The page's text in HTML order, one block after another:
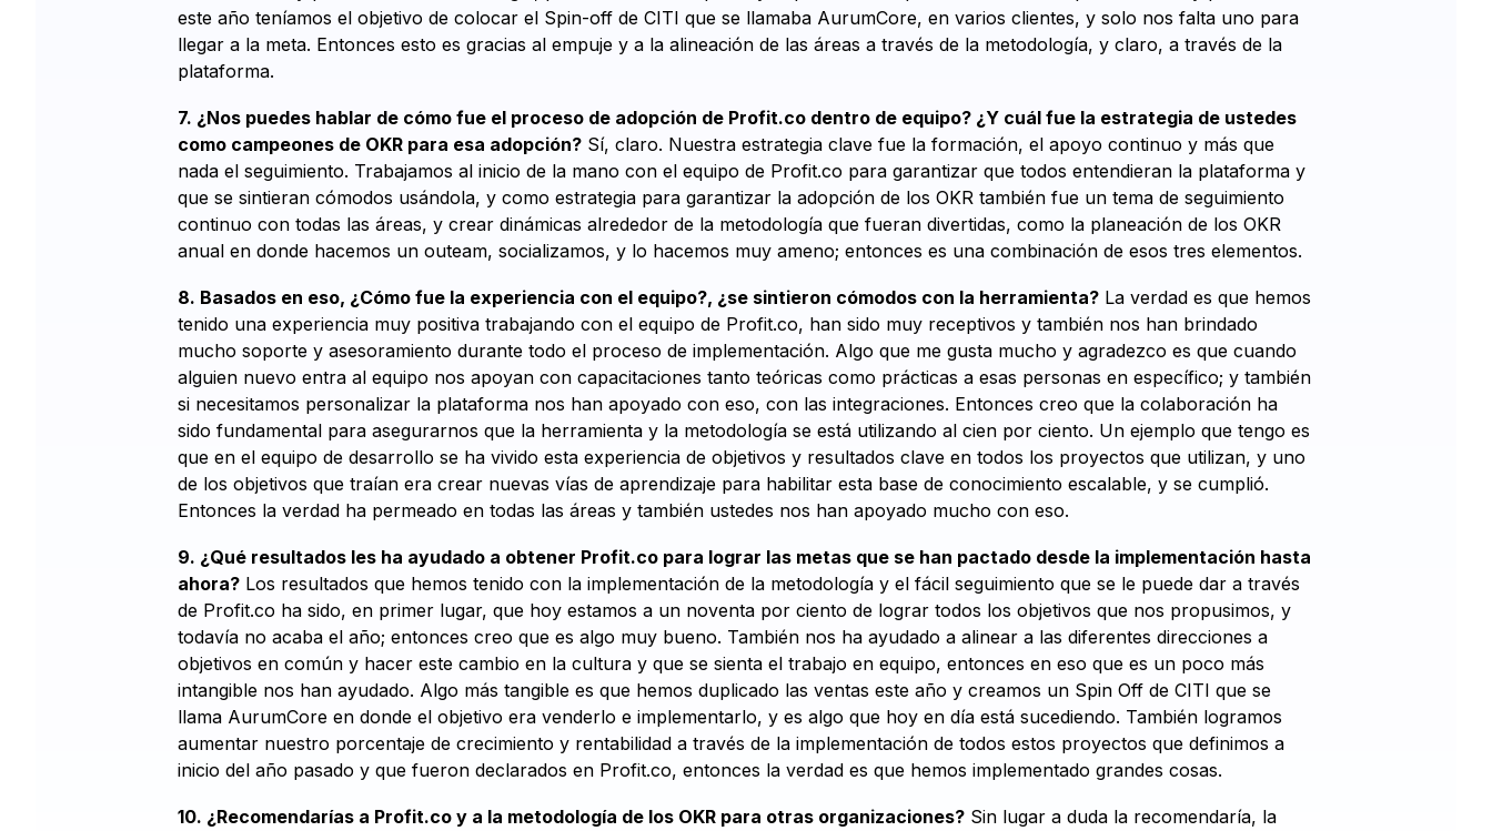
este año teníamos el objetivo de colocar el Spin-off de CITI que se llamaba AurumCore, en varios clientes, y solo nos falta uno para
llegar a la meta. Entonces esto es gracias al empuje y a la alineación de las áreas a través de la metodología, y claro, a través de la
plataforma.
7. ¿Nos puedes hablar de cómo fue el proceso de adopción de Profit.co dentro de equipo? ¿Y cuál fue la estrategia de ustedes
como campeones de OKR para esa adopción?Sí, claro. Nuestra estrategia clave fue la formación, el apoyo continuo y más que
nada el seguimiento. Trabajamos al inicio de la mano con el equipo de Profit.co para garantizar que todos entendieran la plataforma y
que se sintieran cómodos usándola, y como estrategia para garantizar la adopción de los OKR también fue un tema de seguimiento
continuo con todas las áreas, y crear dinámicas alrededor de la metodología que fueran divertidas, como la planeación de los OKR
anual en donde hacemos un outeam, socializamos, y lo hacemos muy ameno; entonces es una combinación de esos tres elementos.
8. Basados en eso, ¿Cómo fue la experiencia con el equipo?, ¿se sintieron cómodos con la herramienta?La verdad es que hemos
tenido una experiencia muy positiva trabajando con el equipo de Profit.co, han sido muy receptivos y también nos han brindado
mucho soporte y asesoramiento durante todo el proceso de implementación. Algo que me gusta mucho y agradezco es que cuando
alguien nuevo entra al equipo nos apoyan con capacitaciones tanto teóricas como prácticas a esas personas en específico; y también
si necesitamos personalizar la plataforma nos han apoyado con eso, con las integraciones. Entonces creo que la colaboración ha
sido fundamental para asegurarnos que la herramienta y la metodología se está utilizando al cien por ciento. Un ejemplo que tengo es
que en el equipo de desarrollo se ha vivido esta experiencia de objetivos y resultados clave en todos los proyectos que utilizan, y uno
de los objetivos que traían era crear nuevas vías de aprendizaje para habilitar esta base de conocimiento escalable, y se cumplió.
Entonces la verdad ha permeado en todas las áreas y también ustedes nos han apoyado mucho con eso.
9. ¿Qué resultados les ha ayudado a obtener Profit.co para lograr las metas que se han pactado desde la implementación hasta
ahora?Los resultados que hemos tenido con la implementación de la metodología y el fácil seguimiento que se le puede dar a través
de Profit.co ha sido, en primer lugar, que hoy estamos a un noventa por ciento de lograr todos los objetivos que nos propusimos, y
todavía no acaba el año; entonces creo que es algo muy bueno. También nos ha ayudado a alinear a las diferentes direcciones a
objetivos en común y hacer este cambio en la cultura y que se sienta el trabajo en equipo, entonces en eso que es un poco más
intangible nos han ayudado. Algo más tangible es que hemos duplicado las ventas este año y creamos un Spin Off de CITI que se
llama AurumCore en donde el objetivo era venderlo e implementarlo, y es algo que hoy en día está sucediendo. También logramos
aumentar nuestro porcentaje de crecimiento y rentabilidad a través de la implementación de todos estos proyectos que definimos a
inicio del año pasado y que fueron declarados en Profit.co, entonces la verdad es que hemos implementado grandes cosas.
10. ¿Recomendarías a Profit.co y a la metodología de los OKR para otras organizaciones?Sin lugar a duda la recomendaría, la